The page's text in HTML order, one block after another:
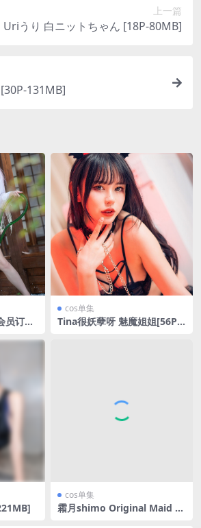
上一篇
Uriうり 白ニットちゃん [18P-80MB]
131MB]
员订阅
cos单集
Tina很妖孽呀 魅魔姐姐[56P-2
cos单集
霜月shimo Original Maid 20